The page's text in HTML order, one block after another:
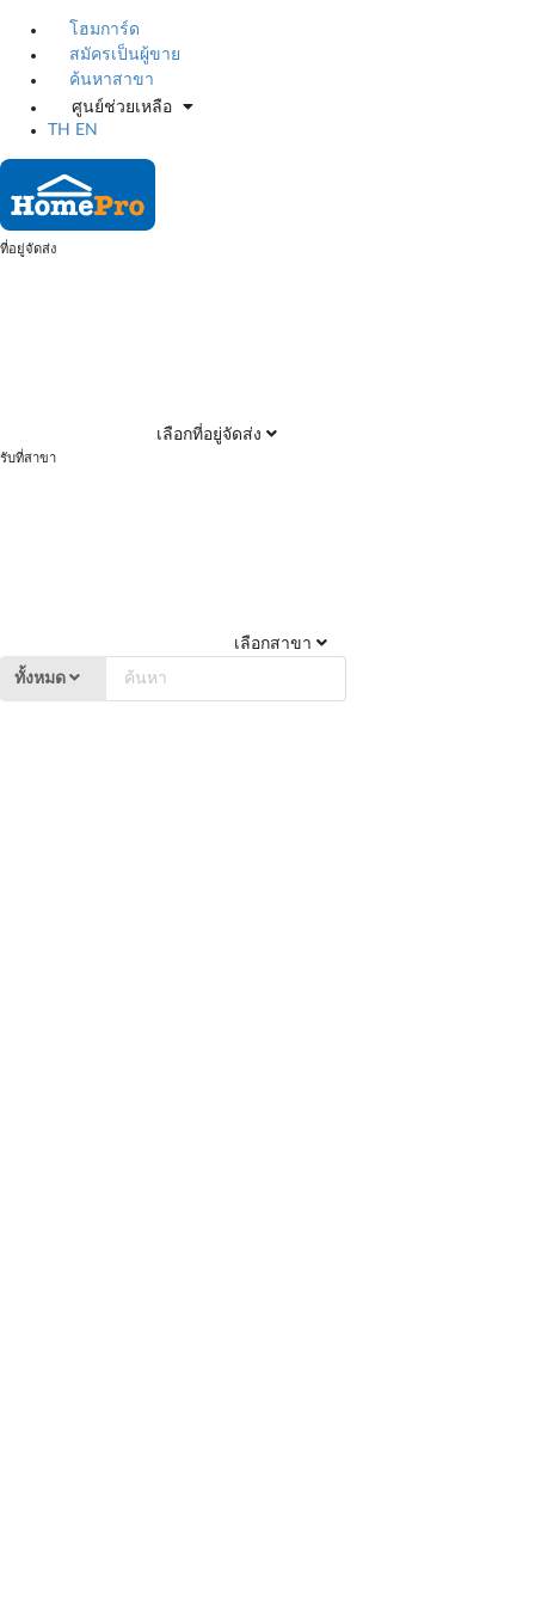
โฮมการ์ด
สมัครเป็นผู้ขาย
ค้นหาสาขา
ศูนย์ช่วยเหลือ
TH
EN
ที่อยู่จัดส่ง
เลือกที่อยู่จัดส่ง
รับที่สาขา
เลือกสาขา
ทั้งหมด